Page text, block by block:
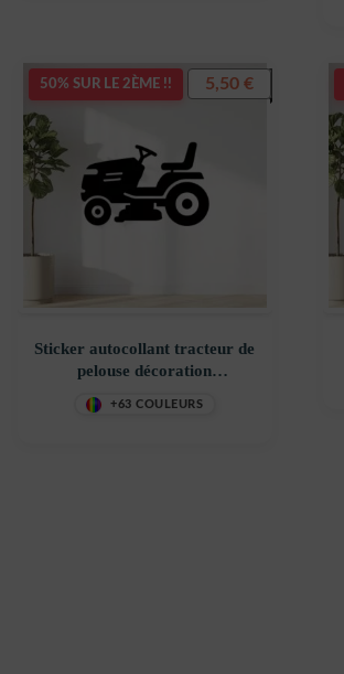
50% SUR LE 2ÈME !!
Sticker autocollant tracteur de
pelouse décoration
decostickerstore – LILHOL
+63 COULEURS
5,50 €